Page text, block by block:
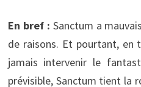
En bref : Sanctum a
de raisons. Et pourtant, en
jamais intervenir le
prévisible, Sanctum tient la